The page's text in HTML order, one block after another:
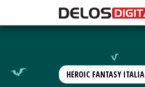
HEROIC FANTASY ITALIA